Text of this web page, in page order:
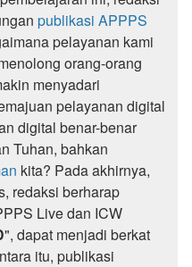
publikasi APPPS
pelayanan kami
orang-orang
menyadari
pelayanan digital
digital benar-benar
Tuhan, bahkan
kita? Pada akhirnya,
redaksi berharap
Live dan ICW
", dapat menjadi berkat
itu, publikasi